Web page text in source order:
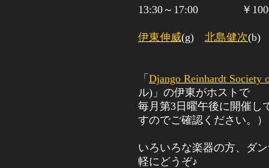
13:30～ 17:00 ￥
伊東伸威(g) 北島健次(b)
「 Django Reinhardt Society
ル) 」の伊東がホストで
毎月第3日曜午後に開催し
すのでご確認ください。）
いろいろな楽器の方、ダ
軽にどうぞ♪